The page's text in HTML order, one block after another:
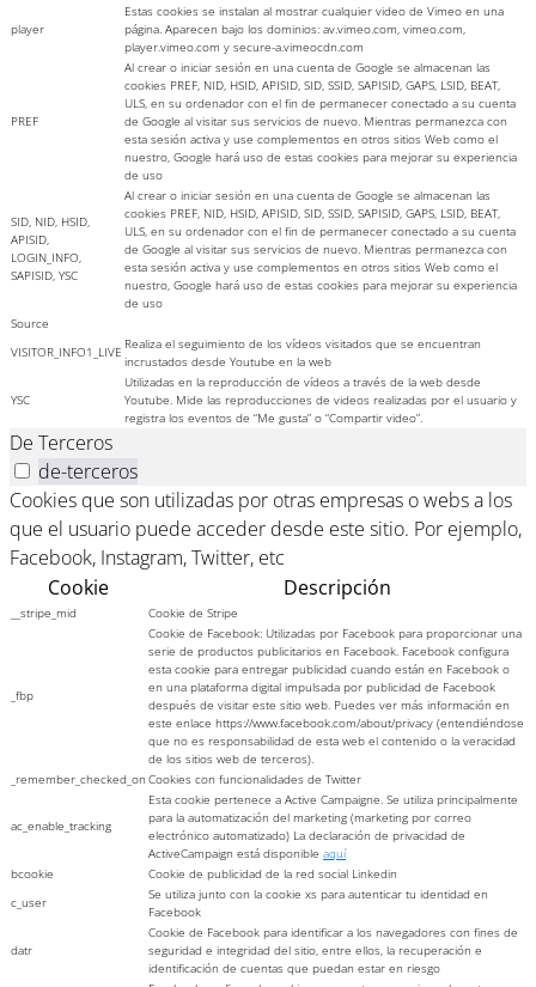
player
Estas cookies se instalan al mostrar cualquier video de Vimeo en una
página. Aparecen bajo los dominios: av.vimeo.com, vimeo.com,
player.vimeo.com y secure-a.vimeocdn.com
PREF
Al crear o iniciar sesión en una cuenta de Google se almacenan las
cookies PREF, NID, HSID, APISID, SID, SSID, SAPISID, GAPS, LSID, BEAT,
ULS, en su ordenador con el fin de permanecer conectado a su cuenta
de Google al visitar sus servicios de nuevo. Mientras permanezca con
esta sesión activa y use complementos en otros sitios Web como el
nuestro, Google hará uso de estas cookies para mejorar su experiencia
de uso
SID, NID, HSID,
APISID,
LOGIN_INFO,
SAPISID, YSC
Al crear o iniciar sesión en una cuenta de Google se almacenan las
cookies PREF, NID, HSID, APISID, SID, SSID, SAPISID, GAPS, LSID, BEAT,
ULS, en su ordenador con el fin de permanecer conectado a su cuenta
de Google al visitar sus servicios de nuevo. Mientras permanezca con
esta sesión activa y use complementos en otros sitios Web como el
nuestro, Google hará uso de estas cookies para mejorar su experiencia
de uso
Source
VISITOR_INFO1_LIVE Realiza el seguimiento de los vídeos visitados que se encuentran
incrustados desde Youtube en la web
YSC
Utilizadas en la reproducción de vídeos a través de la web desde
Youtube. Mide las reproducciones de videos realizadas por el usuario y
registra los eventos de “Me gusta” o “Compartir video”.
De Terceros
de-terceros
Cookies que son utilizadas por otras empresas o webs a los
que el usuario puede acceder desde este sitio. Por ejemplo,
Facebook, Instagram, Twitter, etc
Cookie
Descripción
__stripe_mid Cookie de Stripe
_fbp
Cookie de Facebook: Utilizadas por Facebook para proporcionar una
serie de productos publicitarios en Facebook. Facebook configura
esta cookie para entregar publicidad cuando están en Facebook o
en una plataforma digital impulsada por publicidad de Facebook
después de visitar este sitio web. Puedes ver más información en
este enlace https://www.facebook.com/about/privacy (entendiéndose
que no es responsabilidad de esta web el contenido o la veracidad
de los sitios web de terceros).
_remember_checked_on Cookies con funcionalidades de Twitter
ac_enable_tracking
Esta cookie pertenece a Active Campaigne. Se utiliza principalmente
para la automatización del marketing (marketing por correo
electrónico automatizado) La declaración de privacidad de
ActiveCampaign está disponible aquí
bcookie
Cookie de publicidad de la red social Linkedin
c_user
Se utiliza junto con la cookie xs para autenticar tu identidad en
Facebook
datr
Cookie de Facebook para identificar a los navegadores con fines de
seguridad e integridad del sitio, entre ellos, la recuperación e
identificación de cuentas que puedan estar en riesgo